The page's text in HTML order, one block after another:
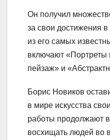
Он получил
за свои достижения
из его самых
включают «Портреты
пейзаж» и
Борис Новиков
в мире искусства
работы продолжают
восхищать людей во